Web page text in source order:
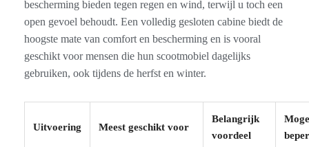
bescherming bieden tegen regen en wind, terwijl u toch een
open gevoel behoudt. Een volledig gesloten cabine biedt de
hoogste mate van comfort en bescherming en is vooral
geschikt voor mensen die hun scootmobiel dagelijks
gebruiken, ook tijdens de herfst en winter.
Uitvoering Meest geschikt voor
Belangrijk
voordeel